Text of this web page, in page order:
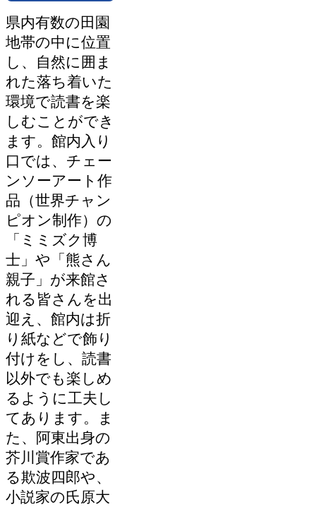
県内有数の田園
地帯の中に位置
し、自然に囲ま
れた落ち着いた
環境で読書を楽
しむことができ
ます。館内入り
口では、チェー
ンソーアート作
品（世界チャン
ピオン制作）の
「ミミズク博
士」や「熊さん
親子」が来館さ
れる皆さんを出
迎え、館内は折
り紙などで飾り
付けをし、読書
以外でも楽しめ
るように工夫し
てあります。ま
た、阿東出身の
芥川賞作家であ
る欺波四郎や、
小説家の氏原大